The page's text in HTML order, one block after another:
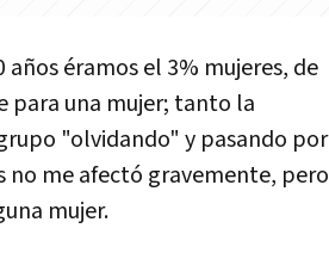
éramos el 3% mujeres, de
para una mujer; tanto la
"olvidando" y pasando por
no me afectó gravemente, pero
mujer.